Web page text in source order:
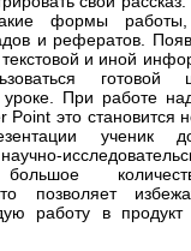
формы работы,
и рефератов.
и иной
готовой
При работе
Point это становится
ученик
большое
позволяет
работу в продукт